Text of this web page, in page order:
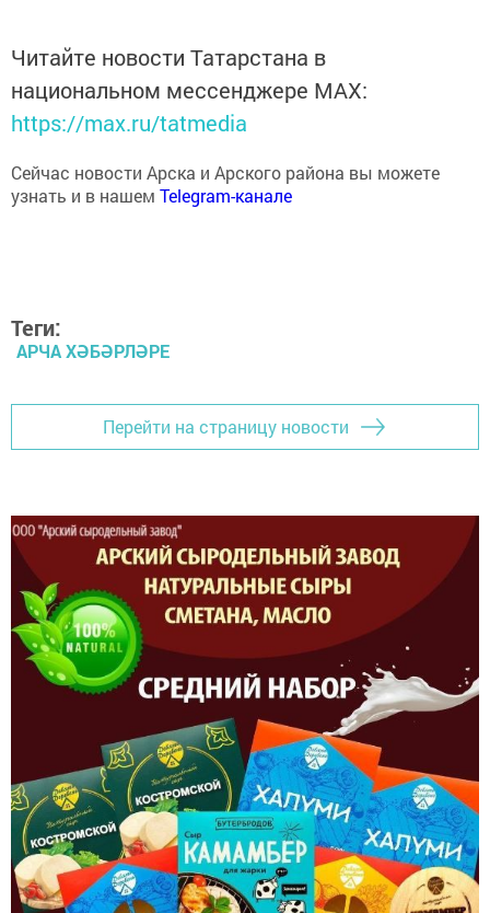
Читайте новости Татарстана в
национальном мессенджере MАХ:
https://max.ru/tatmedia
узнать и в нашемTelegram-канале
АРЧА ХӘБӘРЛӘРЕ
Перейти на страницу новости